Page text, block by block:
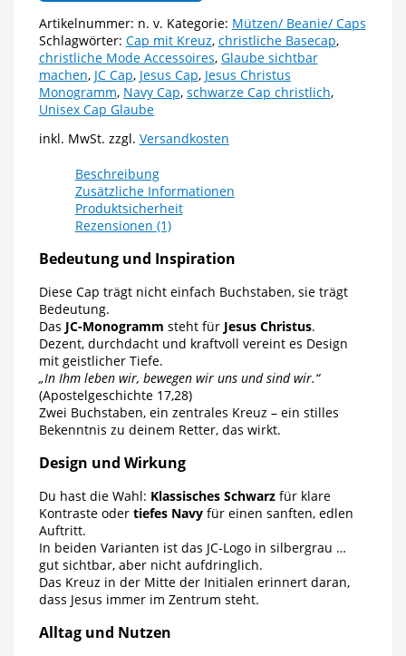
Christliche
Dad
Cap
in
Schwarz
oder
Navy
mit
Menge
Artikelnummer: n. v. Kategorie: Mützen/ Beanie/ Caps
Schlagwörter: Cap mit Kreuz, christliche Basecap,
christliche Mode Accessoires, Glaube sichtbar
machen, JC Cap, Jesus Cap, Jesus Christus
Monogramm, Navy Cap, schwarze Cap christlich,
Unisex Cap Glaube
inkl. MwSt. zzgl. Versandkosten
Beschreibung
Zusätzliche Informationen
Produktsicherheit
Rezensionen (1)
Bedeutung und Inspiration
Diese Cap trägt nicht einfach Buchstaben, sie trägt
Bedeutung.
Das JC-Monogramm steht für Jesus Christus.
Dezent, durchdacht und kraftvoll vereint es Design
mit geistlicher Tiefe.
„In Ihm leben wir, bewegen wir uns und sind wir.“
(Apostelgeschichte 17,28)
Zwei Buchstaben, ein zentrales Kreuz – ein stilles
Bekenntnis zu deinem Retter, das wirkt.
Design und Wirkung
Du hast die Wahl: Klassisches Schwarzfür klare
Kontraste oder tiefes Navyfür einen sanften, edlen
Auftritt.
In beiden Varianten ist das JC-Logo in silbergrau …
gut sichtbar, aber nicht aufdringlich.
Das Kreuz in der Mitte der Initialen erinnert daran,
dass Jesus immer im Zentrum steht.
Alltag und Nutzen